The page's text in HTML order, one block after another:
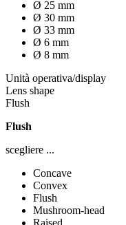
Ø 25 mm
Ø 30 mm
Ø 33 mm
Ø 6 mm
Ø 8 mm
Unità operativa/display
Lens shape
Flush
Flush
scegliere ...
Concave
Convex
Flush
Mushroom-head